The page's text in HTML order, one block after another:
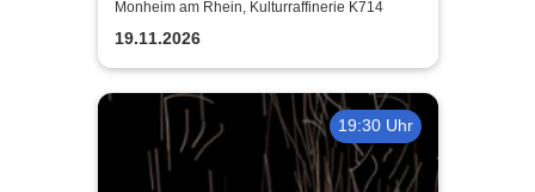
Quintet
Monheim am Rhein, Kulturraffinerie K714
19.11.2026
19:30 Uhr